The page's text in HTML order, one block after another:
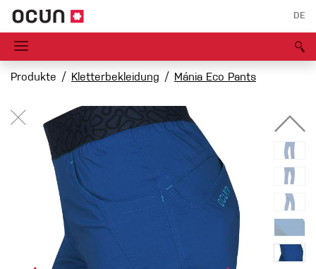
DE
Produkte Kletterbekleidung Mánia Eco Pants